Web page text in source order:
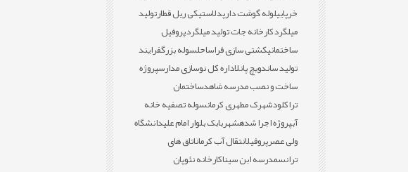
خرپاییلوله گوشت دارپدلاستیکی ریل قطارتولید
میلگردکارخانه جات تولید میلگردپروفیل
ساختمانیکشتی سازی فراساحلسوله بزرگفرایند
تولید ساندویچ پانلاداره کل نوسازی مدارسپروژه
ساخت و نصب مدرسه شاهدساختمان
تراکلودشهرک مطهری کرمانسوله تصفیه خانه
آبپروژه اجرا شدهشهربابک بلوار امام علیدانشگاه
ولی عصرپروفیلانتقال آب کرماناتاق های
ترانسمدرسه ابن سیناکارخانه نئوپان